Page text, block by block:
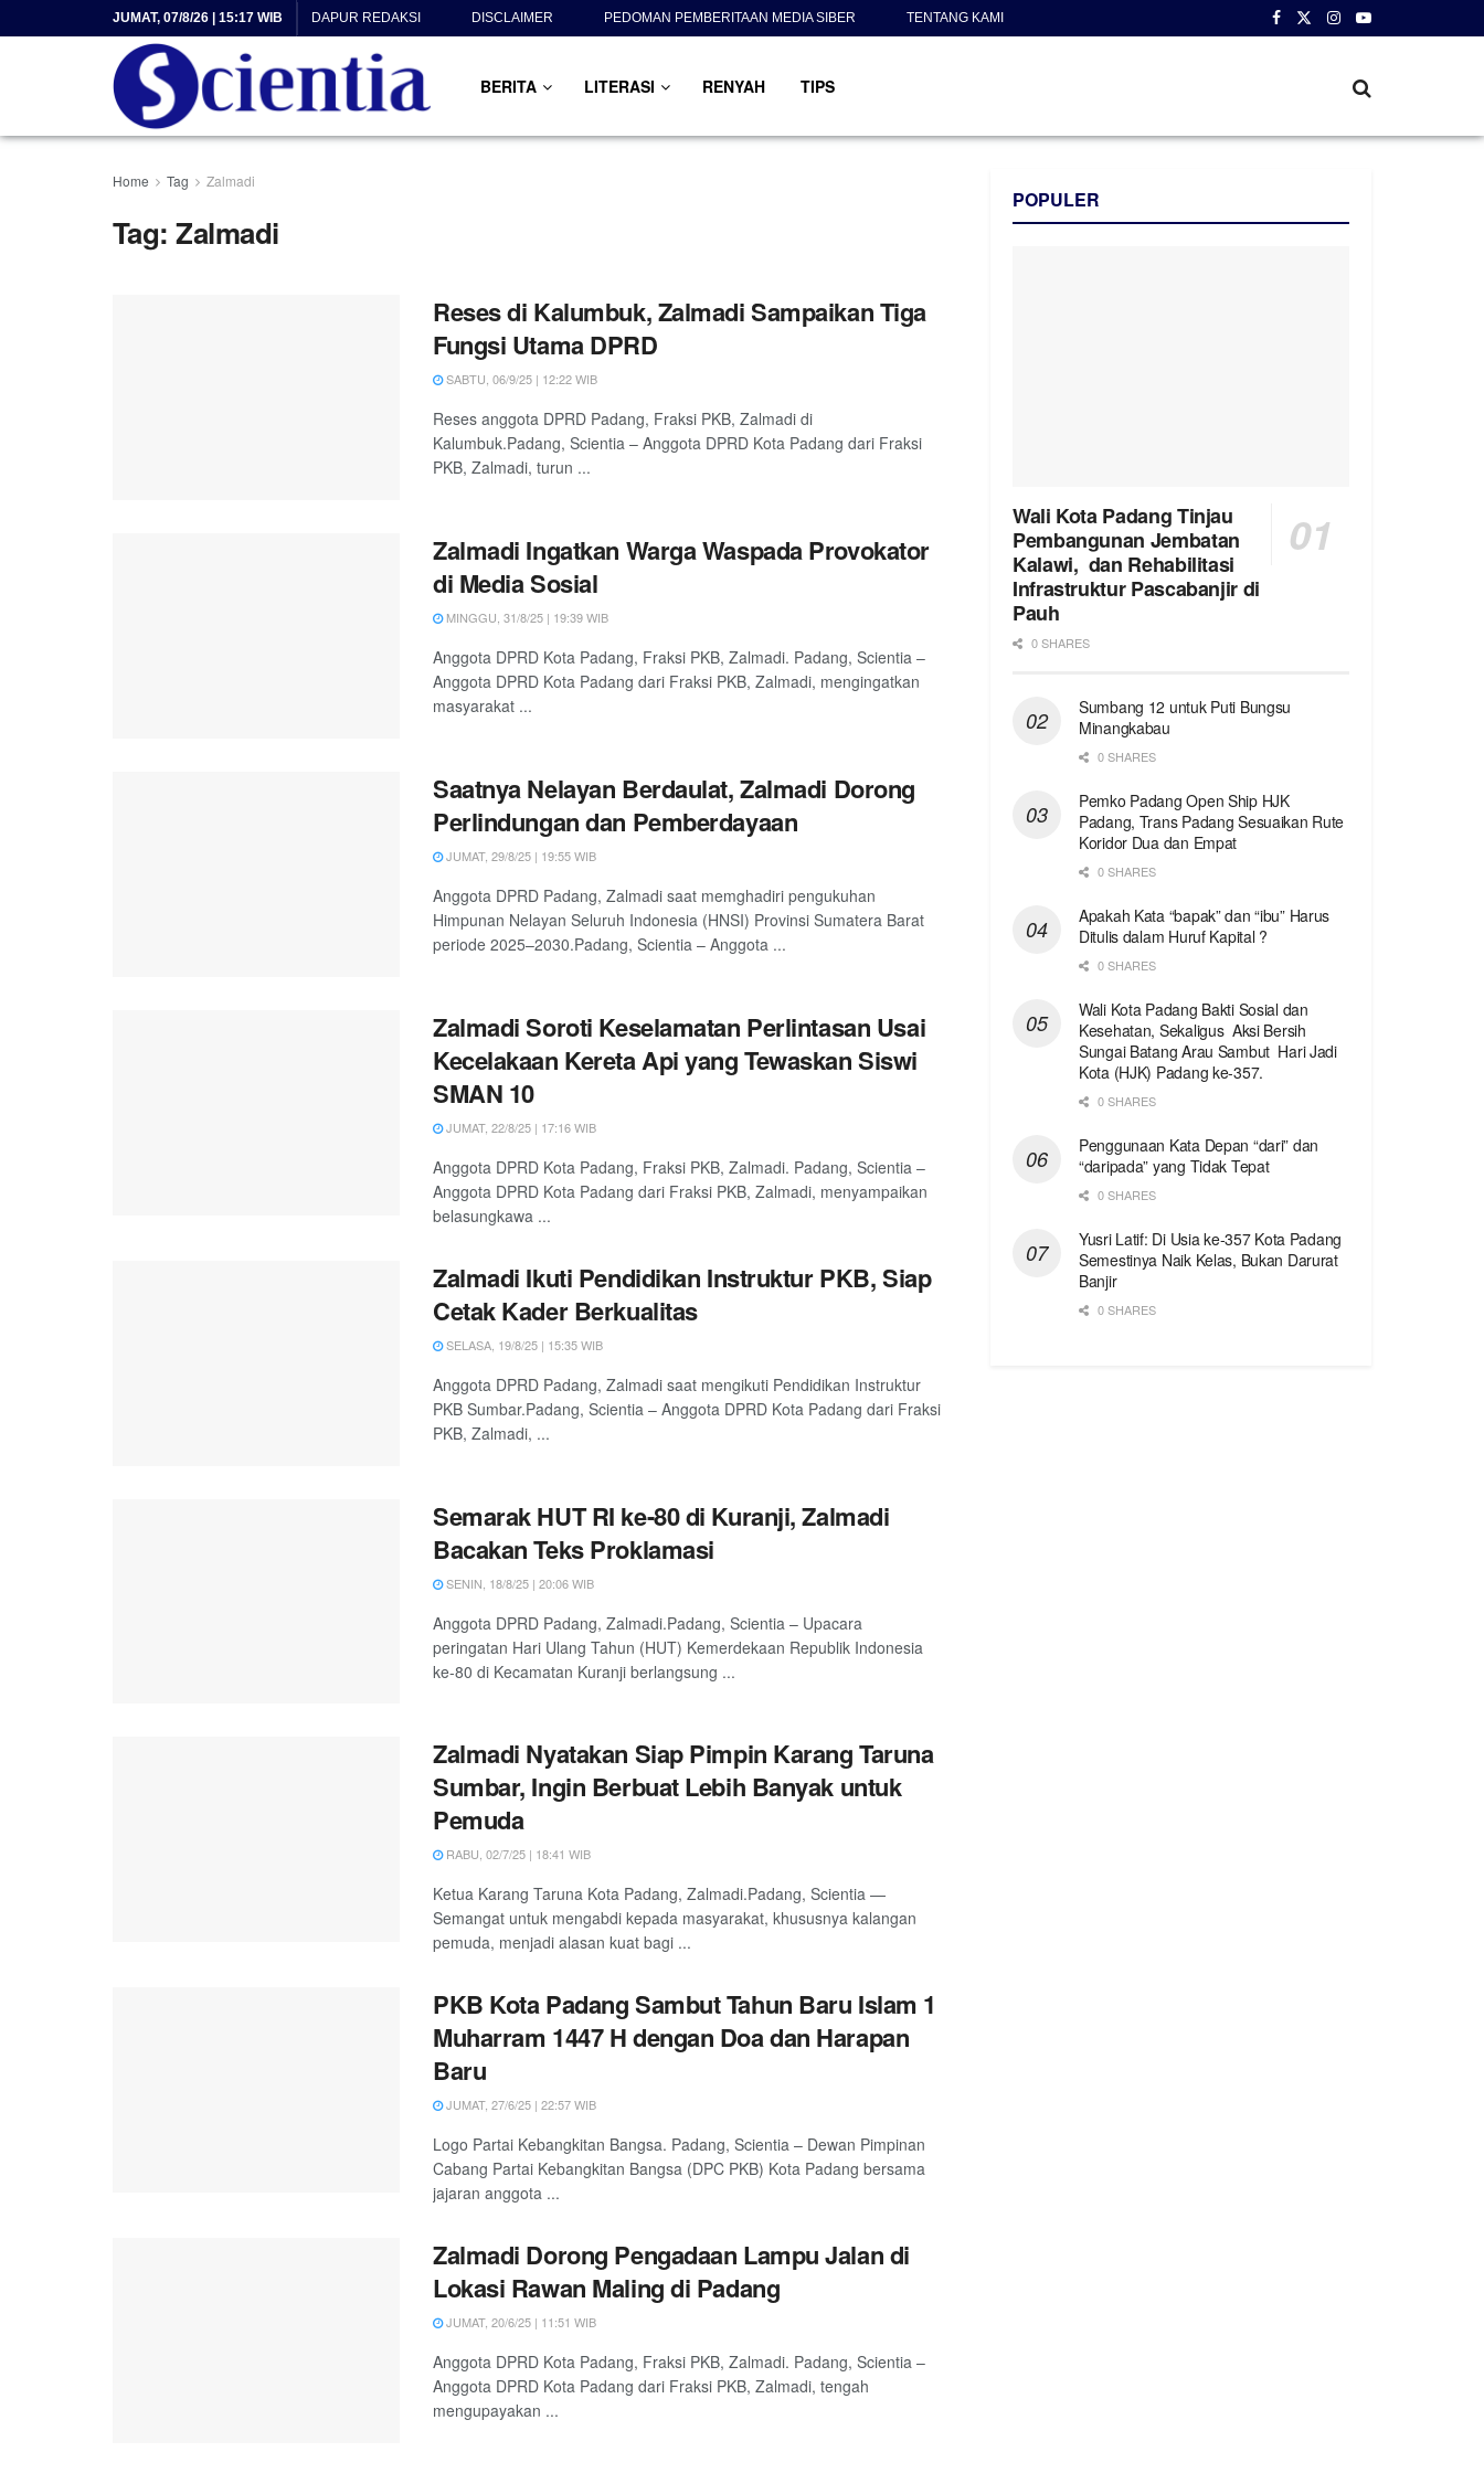
JUMAT, 07/8/26 | 15:17 WIB DAPUR REDAKSI DISCLAIMER PEDOMAN PEMBERITAAN MEDIA SIBER TENTANG KAMI
BERITA LITERASI RENYAH TIPS
Home Tag Zalmadi
Tag:Zalmadi
Reses di Kalumbuk, Zalmadi Sampaikan Tiga
Fungsi Utama DPRD
SABTU, 06/9/25 | 12:22 WIB
Reses anggota DPRD Padang, Fraksi PKB, Zalmadi di
Kalumbuk.Padang, Scientia – Anggota DPRD Kota Padang dari Fraksi
PKB, Zalmadi, turun ...
Zalmadi Ingatkan Warga Waspada Provokator
di Media Sosial
MINGGU, 31/8/25 | 19:39 WIB
Anggota DPRD Kota Padang, Fraksi PKB, Zalmadi. Padang, Scientia –
Anggota DPRD Kota Padang dari Fraksi PKB, Zalmadi, mengingatkan
masyarakat ...
Saatnya Nelayan Berdaulat, Zalmadi Dorong
Perlindungan dan Pemberdayaan
JUMAT, 29/8/25 | 19:55 WIB
Anggota DPRD Padang, Zalmadi saat memghadiri pengukuhan
Himpunan Nelayan Seluruh Indonesia (HNSI) Provinsi Sumatera Barat
periode 2025–2030.Padang, Scientia – Anggota ...
Zalmadi Soroti Keselamatan Perlintasan Usai
Kecelakaan Kereta Api yang Tewaskan Siswi
SMAN 10
JUMAT, 22/8/25 | 17:16 WIB
Anggota DPRD Kota Padang, Fraksi PKB, Zalmadi. Padang, Scientia –
Anggota DPRD Kota Padang dari Fraksi PKB, Zalmadi, menyampaikan
belasungkawa ...
Zalmadi Ikuti Pendidikan Instruktur PKB, Siap
Cetak Kader Berkualitas
SELASA, 19/8/25 | 15:35 WIB
Anggota DPRD Padang, Zalmadi saat mengikuti Pendidikan Instruktur
PKB Sumbar.Padang, Scientia – Anggota DPRD Kota Padang dari Fraksi
PKB, Zalmadi, ...
Semarak HUT RI ke-80 di Kuranji, Zalmadi
Bacakan Teks Proklamasi
SENIN, 18/8/25 | 20:06 WIB
Anggota DPRD Padang, Zalmadi.Padang, Scientia – Upacara
peringatan Hari Ulang Tahun (HUT) Kemerdekaan Republik Indonesia
ke-80 di Kecamatan Kuranji berlangsung ...
Zalmadi Nyatakan Siap Pimpin Karang Taruna
Sumbar, Ingin Berbuat Lebih Banyak untuk
Pemuda
RABU, 02/7/25 | 18:41 WIB
Ketua Karang Taruna Kota Padang, Zalmadi.Padang, Scientia —
Semangat untuk mengabdi kepada masyarakat, khususnya kalangan
pemuda, menjadi alasan kuat bagi ...
PKB Kota Padang Sambut Tahun Baru Islam 1
Muharram 1447 H dengan Doa dan Harapan
Baru
JUMAT, 27/6/25 | 22:57 WIB
Logo Partai Kebangkitan Bangsa. Padang, Scientia – Dewan Pimpinan
Cabang Partai Kebangkitan Bangsa (DPC PKB) Kota Padang bersama
jajaran anggota ...
Zalmadi Dorong Pengadaan Lampu Jalan di
Lokasi Rawan Maling di Padang
JUMAT, 20/6/25 | 11:51 WIB
Anggota DPRD Kota Padang, Fraksi PKB, Zalmadi. Padang, Scientia –
Anggota DPRD Kota Padang dari Fraksi PKB, Zalmadi, tengah
mengupayakan ...
POPULER
Wali Kota Padang Tinjau
Pembangunan Jembatan
Kalawi, dan Rehabilitasi
Infrastruktur Pascabanjir di
Pauh
0 SHARES
Sumbang 12 untuk Puti Bungsu
Minangkabau
0 SHARES
Pemko Padang Open Ship HJK
Padang, Trans Padang Sesuaikan Rute
Koridor Dua dan Empat
0 SHARES
Apakah Kata “bapak” dan “ibu” Harus
Ditulis dalam Huruf Kapital ?
0 SHARES
Wali Kota Padang Bakti Sosial dan
Kesehatan, Sekaligus Aksi Bersih
Sungai Batang Arau Sambut Hari Jadi
Kota (HJK) Padang ke-357.
0 SHARES
Penggunaan Kata Depan “dari” dan
“daripada” yang Tidak Tepat
0 SHARES
Yusri Latif: Di Usia ke-357 Kota Padang
Semestinya Naik Kelas, Bukan Darurat
Banjir
0 SHARES